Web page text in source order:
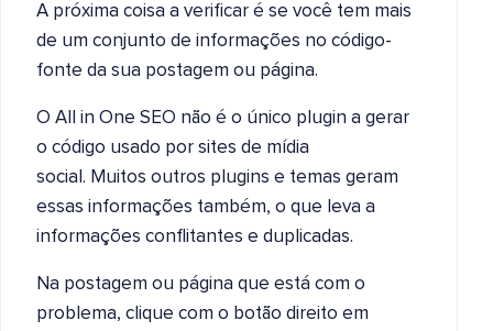
A próxima coisa a verificar é se você tem mais
de um conjunto de informações no código-
fonte da sua postagem ou página.
O All in One SEO não é o único plugin a gerar
o código usado por sites de mídia
social. Muitos outros plugins e temas geram
essas informações também, o que leva a
informações conflitantes e duplicadas.
Na postagem ou página que está com o
problema, clique com o botão direito em